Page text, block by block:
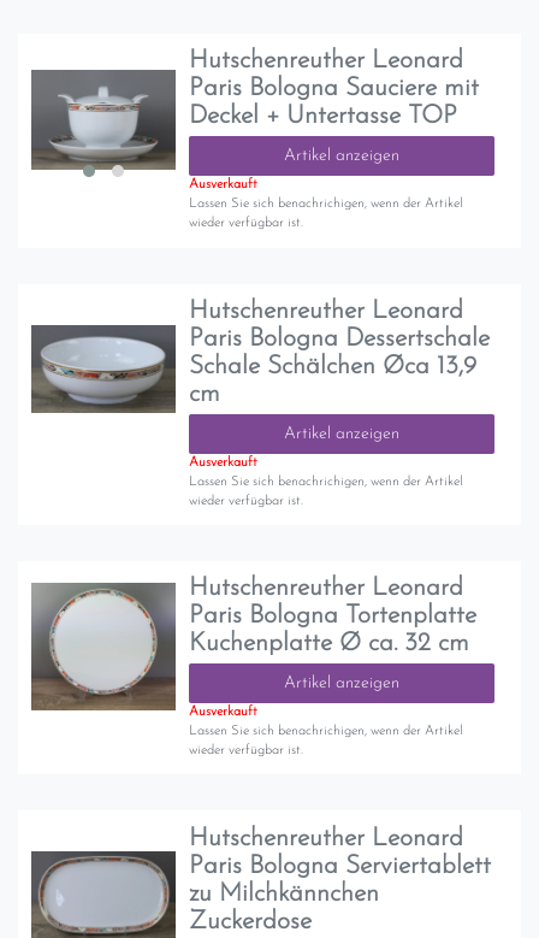
Hutschenreuther Leonard
Paris Bologna Sauciere mit
Deckel + Untertasse TOP
Artikel anzeigen
Ausverkauft
Lassen Sie sich benachrichigen, wenn der Artikel
wieder verfügbar ist.
Hutschenreuther Leonard
Paris Bologna Dessertschale
Schale Schälchen Øca 13,9
cm
Artikel anzeigen
Ausverkauft
Lassen Sie sich benachrichigen, wenn der Artikel
wieder verfügbar ist.
Hutschenreuther Leonard
Paris Bologna Tortenplatte
Kuchenplatte Ø ca. 32 cm
Artikel anzeigen
Ausverkauft
Lassen Sie sich benachrichigen, wenn der Artikel
wieder verfügbar ist.
Hutschenreuther Leonard
Paris Bologna Serviertablett
zu Milchkännchen
Zuckerdose